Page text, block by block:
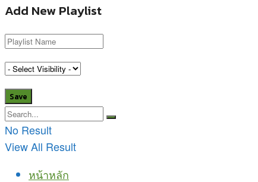
Add New Playlist
No Result
View All Result
หน้าหลัก